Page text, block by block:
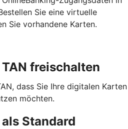
Sie eine virtuelle
Sie vorhandene Karten.
freischalten
dass Sie Ihre digitalen Karten
möchten.
Standard